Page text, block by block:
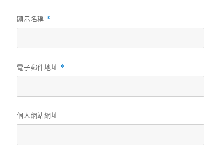
顯示名稱 *
電子郵件地址 *
個人網站網址